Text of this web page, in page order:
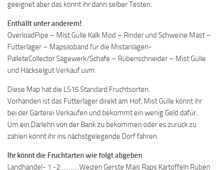
geeignet aber das könnt ihr dann selber Testen.
Enthällt unter anderem!
OverloadPipe – Mist Gülle Kalk Mod – Rinder und Schweine Mast –
Futterlager – Mapsiloband für die Mistanlagen-
PalleteCollector Sägewerk/Schafe – Rübenschneider – Mist Gülle
und Häckselgut Verkauf uvm.
Diese Map hat die LS15 Standard Fruchtsorten.
Vorhanden ist das Futterlager direkt am Hof, Mist Gülle könnt ihr
bei der Gärterei Verkaufen und bekommt ein wenig Geld dafür..
Um ein Darlehn von der Bank zu bekommen oder es zurück zu
zahlen könnt ihr ins nächstgelegende Dorf fahren.
Ihr könnt die Fruchtarten wie folgt abgeben
Landhandel- 1 -2:……….Weizen Gerste Mais Raps Kartoffeln Rüben